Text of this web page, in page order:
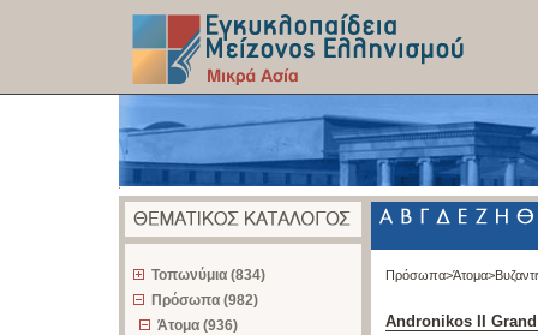
Τοπωνύμια (834)
Πρόσωπα (982)
Άτομα (936)
Πρόσωπα>Άτομα>
Andronikos II